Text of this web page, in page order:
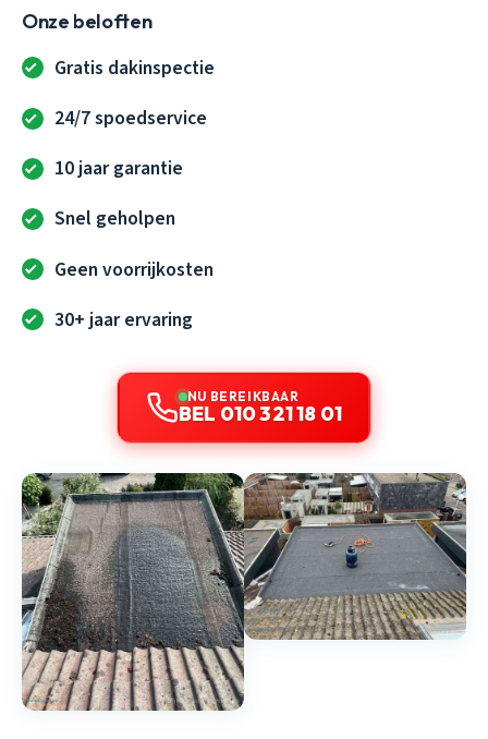
Onze beloften
Gratis dakinspectie
24/7 spoedservice
10 jaar garantie
Snel geholpen
Geen voorrijkosten
30+ jaar ervaring
NU BEREIKBAAR
BEL 010 321 18 01